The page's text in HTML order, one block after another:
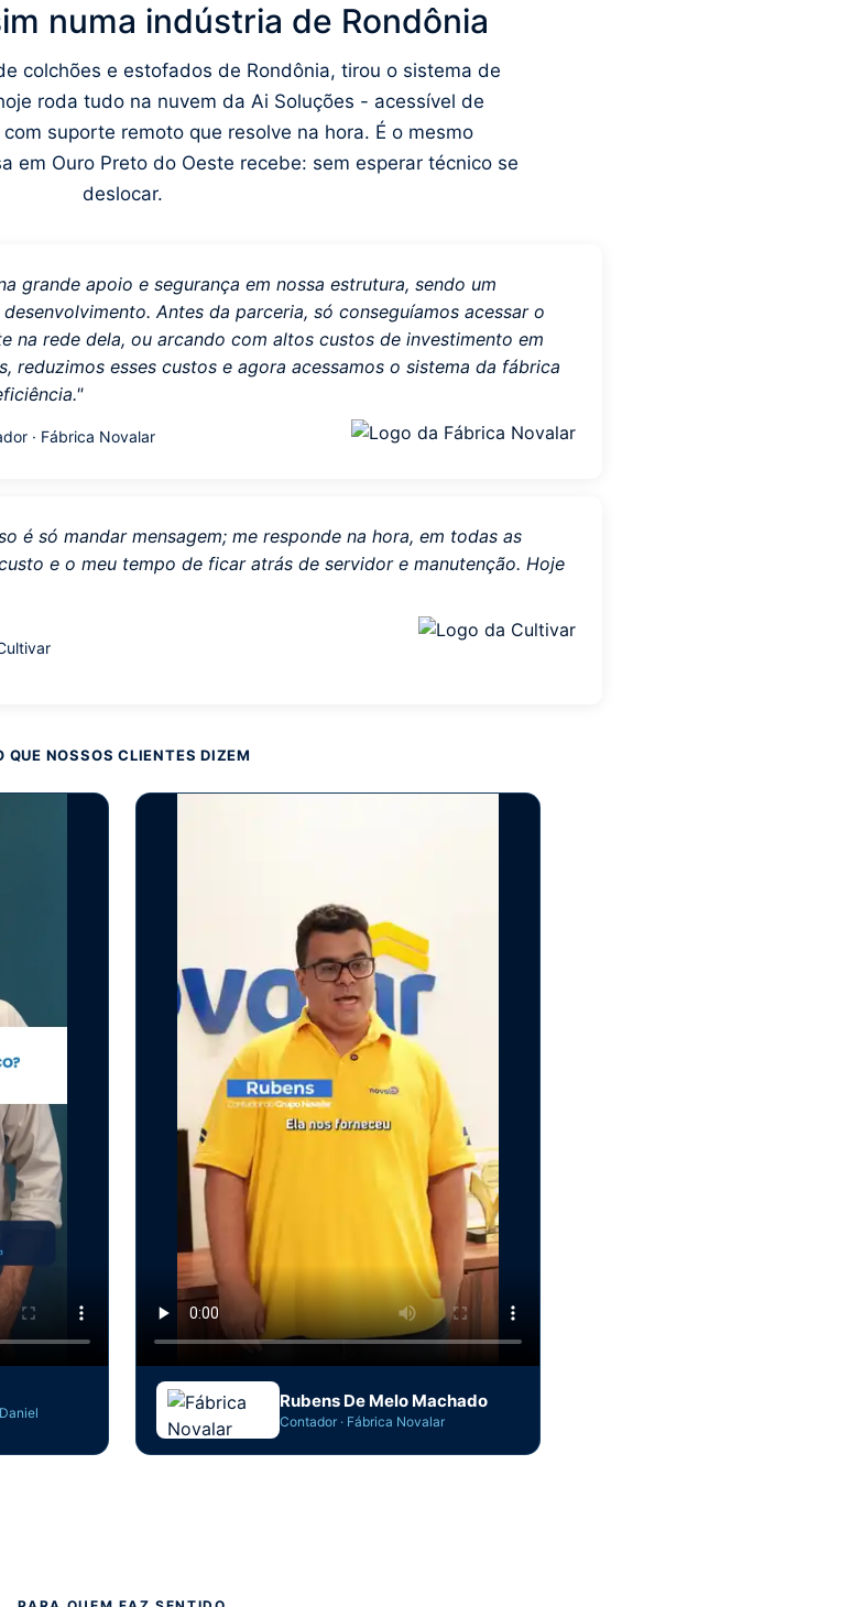
numa indústria de Rondônia
colchões e estofados de Rondônia, tirou o sistema de
roda tudo na nuvem da Ai Soluções - acessível de
suporte remoto que resolve na hora. É o mesmo
em Ouro Preto do Oeste recebe: sem esperar técnico se
deslocar.
grande apoio e segurança em nossa estrutura, sendo um
Antes da parceria, só conseguíamos acessar o
na rede dela, ou arcando com altos custos de investimento em
reduzimos esses custos e agora acessamos o sistema da fábrica
· Fábrica Novalar
é só mandar mensagem; me responde na hora, em todas as
e o meu tempo de ficar atrás de servidor e manutenção. Hoje
QUE NOSSOS CLIENTES DIZEM
Rubens De Melo Machado
Contador · Fábrica Novalar